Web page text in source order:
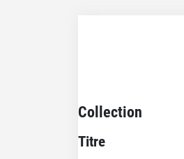
Collection
Titre